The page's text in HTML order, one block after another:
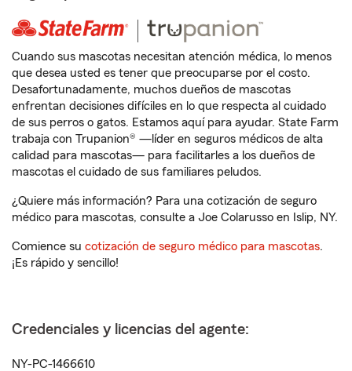
Cuando sus mascotas necesitan atención médica, lo menos
que desea usted es tener que preocuparse por el costo.
Desafortunadamente, muchos dueños de mascotas
enfrentan decisiones difíciles en lo que respecta al cuidado
de sus perros o gatos. Estamos aquí para ayudar. State Farm
trabaja con Trupanion® —líder en seguros médicos de alta
calidad para mascotas— para facilitarles a los dueños de
mascotas el cuidado de sus familiares peludos.
¿Quiere más información? Para una cotización de seguro
médico para mascotas, consulte a Joe Colarusso en Islip, NY.
Comience su cotización de seguro médico para mascotas.
¡Es rápido y sencillo!
Credenciales y licencias del agente:
NY-PC-1466610